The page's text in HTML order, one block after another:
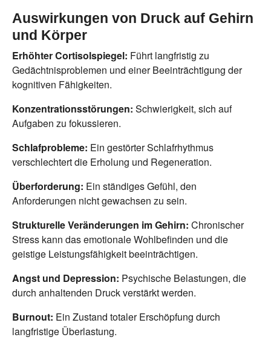
Auswirkungen von Druck auf Gehirn
und Körper
Erhöhter Cortisolspiegel: Führt langfristig zu
Gedächtnisproblemen und einer Beeinträchtigung der
kognitiven Fähigkeiten.
Konzentrationsstörungen: Schwierigkeit, sich auf
Aufgaben zu fokussieren.
Schlafprobleme: Ein gestörter Schlafrhythmus
verschlechtert die Erholung und Regeneration.
Überforderung: Ein ständiges Gefühl, den
Anforderungen nicht gewachsen zu sein.
Strukturelle Veränderungen im Gehirn: Chronischer
Stress kann das emotionale Wohlbefinden und die
geistige Leistungsfähigkeit beeinträchtigen.
Angst und Depression: Psychische Belastungen, die
durch anhaltenden Druck verstärkt werden.
Burnout: Ein Zustand totaler Erschöpfung durch
langfristige Überlastung.